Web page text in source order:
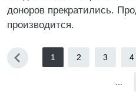
доноров прекратились.
производится.
1 2 3 4